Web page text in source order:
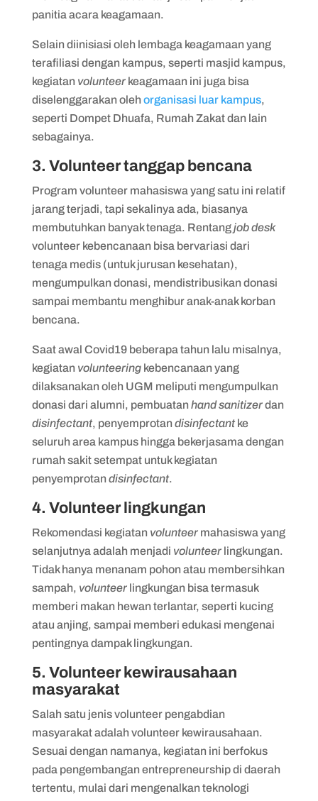
panitia acara keagamaan.
Selain diinisiasi oleh lembaga keagamaan yang
terafiliasi dengan kampus, seperti masjid kampus,
kegiatan volunteerkeagamaan ini juga bisa
diselenggarakan olehorganisasi luar kampus,
seperti Dompet Dhuafa, Rumah Zakat dan lain
sebagainya.
3. Volunteer tanggap bencana
Program volunteer mahasiswa yang satu ini relatif
jarang terjadi, tapi sekalinya ada, biasanya
membutuhkan banyak tenaga. Rentangjob desk
volunteer kebencanaan bisa bervariasi dari
tenaga medis (untuk jurusan kesehatan),
mengumpulkan donasi, mendistribusikan donasi
sampai membantu menghibur anak-anak korban
bencana.
Saat awal Covid19 beberapa tahun lalu misalnya,
kegiatan volunteering kebencanaan yang
dilaksanakan oleh UGM meliputi mengumpulkan
donasi dari alumni, pembuatanhand sanitizerdan
disinfectant, penyemprotandisinfectantke
seluruh area kampus hingga bekerjasama dengan
rumah sakit setempat untuk kegiatan
penyemprotandisinfectant.
4. Volunteer lingkungan
Rekomendasi kegiatan volunteermahasiswa yang
selanjutnya adalah menjadi volunteer lingkungan.
Tidak hanya menanam pohon atau membersihkan
sampah, volunteerlingkungan bisa termasuk
memberi makan hewan terlantar, seperti kucing
atau anjing, sampai memberi edukasi mengenai
pentingnya dampak lingkungan.
5. Volunteer kewirausahaan
masyarakat
Salah satu jenis volunteer pengabdian
masyarakat adalah volunteer kewirausahaan.
Sesuai dengan namanya, kegiatan ini berfokus
pada pengembangan entrepreneurship di daerah
tertentu, mulai dari mengenalkan teknologi